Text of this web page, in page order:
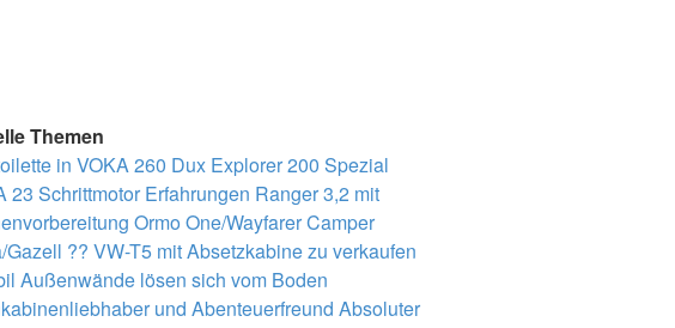
Themen
in VOKA 260 Dux Explorer 200 Spezial
23 Schrittmotor Erfahrungen Ranger 3,2 mit
Ormo One/Wayfarer Camper
Gazell ?? VW-T5 mit Absetzkabine zu verkaufen
Außenwände lösen sich vom Boden
und Abenteuerfreund Absoluter